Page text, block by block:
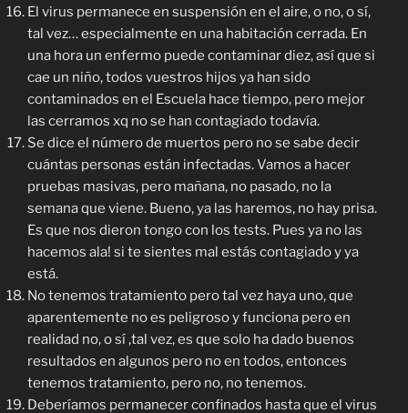
El virus permanece en suspensión en el aire, o no, o sí,
tal vez… especialmente en una habitación cerrada. En
una hora un enfermo puede contaminar diez, así que si
cae un niño, todos vuestros hijos ya han sido
contaminados en el Escuela hace tiempo, pero mejor
las cerramos xq no se han contagiado todavía.
Se dice el número de muertos pero no se sabe decir
cuántas personas están infectadas. Vamos a hacer
pruebas masivas, pero mañana, no pasado, no la
semana que viene. Bueno, ya las haremos, no hay prisa.
Es que nos dieron tongo con los tests. Pues ya no las
hacemos ala! si te sientes mal estás contagiado y ya
está.
No tenemos tratamiento pero tal vez haya uno, que
aparentemente no es peligroso y funciona pero en
realidad no, o sí ,tal vez, es que solo ha dado buenos
resultados en algunos pero no en todos, entonces
tenemos tratamiento, pero no, no tenemos.
Deberíamos permanecer confinados hasta que el virus